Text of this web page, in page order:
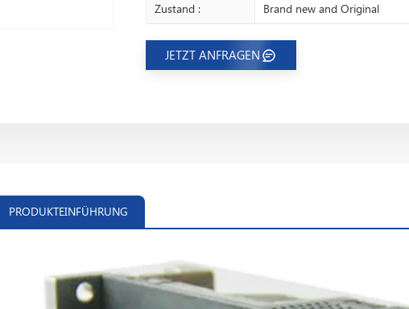
Zustand :
Brand new and Original
JETZT ANFRAGEN
PRODUKTEINFÜHRUNG